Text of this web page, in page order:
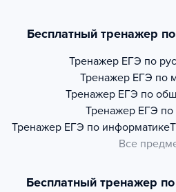
Бесплатный тренажер
Тренажер ЕГЭ по
Тренажер ЕГЭ по
Тренажер ЕГЭ по
Тренажер ЕГЭ по
Тренажер ЕГЭ по информатике
Все
Бесплатный тренажер